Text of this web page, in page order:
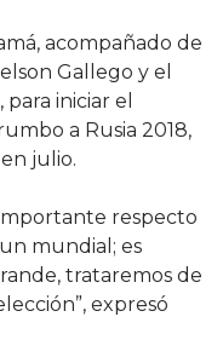
acompañado de
Gallego y el
iniciar el
a Rusia 2018,
julio.
respecto
mundial; es
trataremos de
expresó